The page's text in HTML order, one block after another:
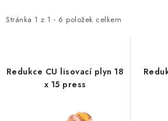
O NÁS
DOPRAVA A PLATBA
VRÁCENÍ ZBOŽÍ A REKLAMACE
i
r
Stránka 1 z 1 - 6 položek celkem
e
p
Redukce CU lisovací plyn 18
x 15 press